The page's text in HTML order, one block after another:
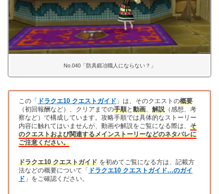
No.040「防具鍛冶職人にならない？」
この「 ドラクエ10 クエストガイド 」は、そのクエストの概要
（初回報酬など）、クリアまでの手順と 動画、 解説（感想、考
察など）で構成しています。攻略手順では具体的なストーリー
内容に触れてはいませんが、動画や解説をご覧になる際は、 そ
のクエストおよび関連するメインストーリーなどのネタバレに
ご注意ください。
ドラクエ10 クエストガイドを初めてご覧になる方は、記載方
法などの概要について「
ドラクエ10 クエストガイド…のガイ
ド 」をご確認ください。